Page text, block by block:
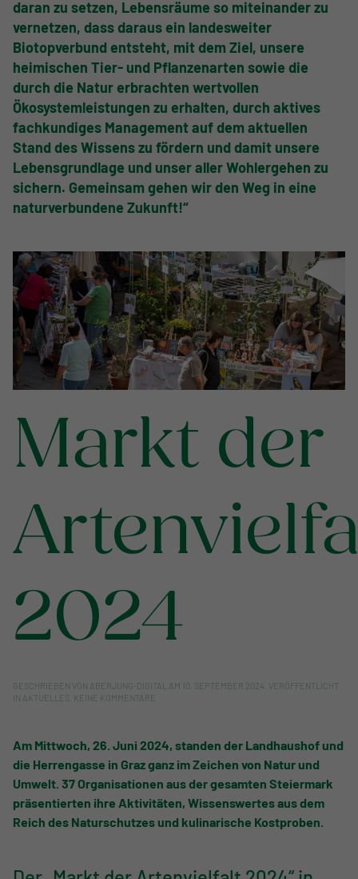
daran zu setzen, Lebensräume so miteinander zu
vernetzen, dass daraus ein landesweiter
Biotopverbund entsteht, mit dem Ziel, unsere
heimischen Tier- und Pflanzenarten sowie die
durch die Natur erbrachten wertvollen
Ökosystemleistungen zu erhalten, durch aktives
fachkundiges Management auf dem aktuellen
Stand des Wissens zu fördern und damit unsere
Lebensgrundlage und unser aller Wohlergehen zu
sichern. Gemeinsam gehen wir den Weg in eine
naturverbundene Zukunft!“
Markt der
2024
GESCHRIEBEN VON ABERJUNG-DIGITAL AM 10. SEPTEMBER 2024 . VERÖFFENTLICHT
IN AKTUELLES KEINE KOMMENTARE
2024
Am Mittwoch, 26. Juni 2024, standen der Landhaushof und
die Herrengasse in Graz ganz im Zeichen von Natur und
Umwelt. 37 Organisationen aus der gesamten Steiermark
präsentierten ihre Aktivitäten, Wissenswertes aus dem
Reich des Naturschutzes und kulinarische Kostproben.